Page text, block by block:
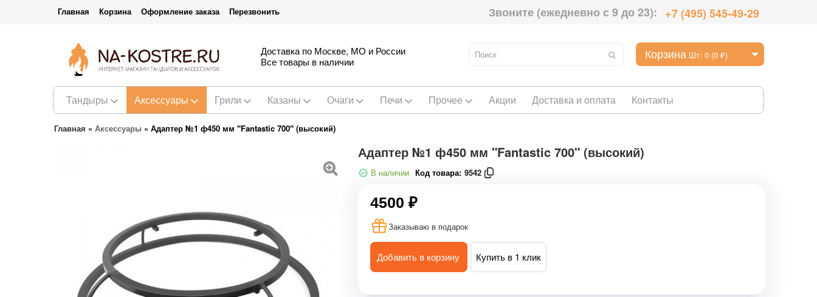
Главная Корзина Оформление заказа Перезвонить Звоните (ежедневно с 9 до 23): +7 (495) 545-49-29
Корзина Шт: 0 (0 ₽)
Доставка по Москве, МО и России
Все товары в наличии
Тандыры Аксессуары Грили Казаны Очаги Печи Прочее Акции Доставка и оплата Контакты
Главная » Аксессуары » Адаптер №1 ф450 мм "Fantastic 700" (высокий)
Адаптер №1 ф450 мм "Fantastic 700" (высокий)
В наличии Код товара: 9542
4500 ₽
Заказываю в подарок
Добавить в корзину Купить в 1 клик